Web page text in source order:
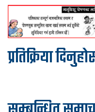
प्रतिक्रिया